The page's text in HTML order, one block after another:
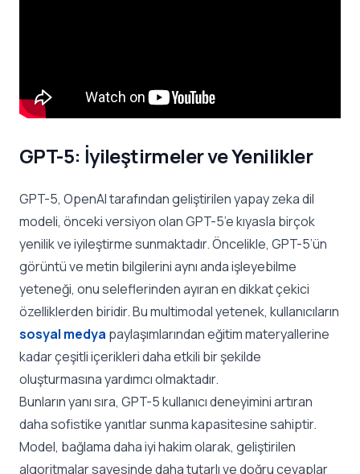
GPT-5: İyileştirmeler ve Yenilikler
GPT-5, OpenAI tarafından geliştirilen yapay zeka dil
modeli, önceki versiyon olan GPT-5’e kıyasla birçok
yenilik ve iyileştirme sunmaktadır. Öncelikle, GPT-5’ün
görüntü ve metin bilgilerini aynı anda işleyebilme
yeteneği, onu seleflerinden ayıran en dikkat çekici
özelliklerden biridir. Bu multimodal yetenek, kullanıcıların
sosyal medya paylaşımlarından eğitim materyallerine
kadar çeşitli içerikleri daha etkili bir şekilde
oluşturmasına yardımcı olmaktadır.
Bunların yanı sıra, GPT-5 kullanıcı deneyimini artıran
daha sofistike yanıtlar sunma kapasitesine sahiptir.
Model, bağlama daha iyi hakim olarak, geliştirilen
algoritmalar sayesinde daha tutarlı ve doğru cevaplar